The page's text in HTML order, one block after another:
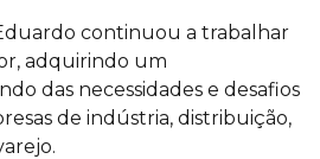
continuou a trabalhar
adquirindo um
das necessidades e desafios
de indústria, distribuição,